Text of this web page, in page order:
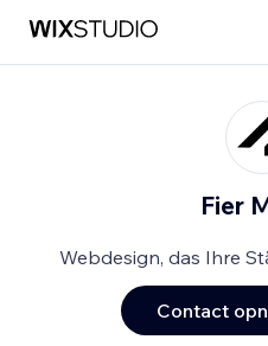
Fier
Webdesign, das Ihre
Contact